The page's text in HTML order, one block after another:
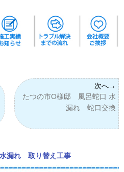
たつの市O様邸 風呂蛇口 水
漏れ 蛇口交換
漏れ 取り替え工事